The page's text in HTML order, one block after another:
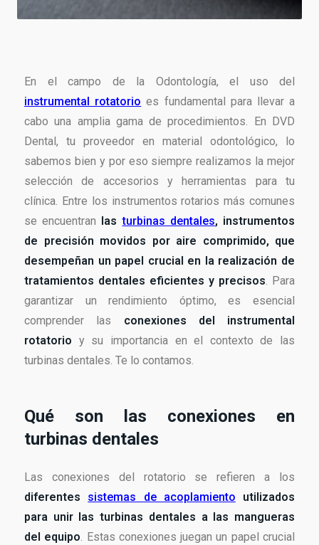
En el campo de la Odontología, el uso del
instrumental rotatorio es fundamental para llevar a
cabo una amplia gama de procedimientos. En DVD
Dental, tu proveedor en material odontológico, lo
sabemos bien y por eso siempre realizamos la mejor
selección de accesorios y herramientas para tu
clínica. Entre los instrumentos rotarios más comunes
se encuentran
lasturbinas dentales, instrumentos
de precisión movidos por aire comprimido, que
desempeñan un papel crucial en la realización de
tratamientos dentales eficientes y precisos. Para
garantizar un rendimiento óptimo, es esencial
comprender las conexiones del instrumental
rotatorio y su importancia en el contexto de las
turbinas dentales. Te lo contamos.
Qué son las conexiones en
turbinas dentales
Las conexiones del rotatorio se refieren a los
diferentes sistemas de acoplamiento utilizados
para unir las turbinas dentales a las mangueras
del equipo. Estas conexiones juegan un papel crucial